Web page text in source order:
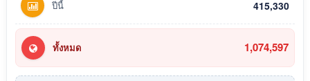
ปีนี้ 415,330
ทั้งหมด 1,074,597